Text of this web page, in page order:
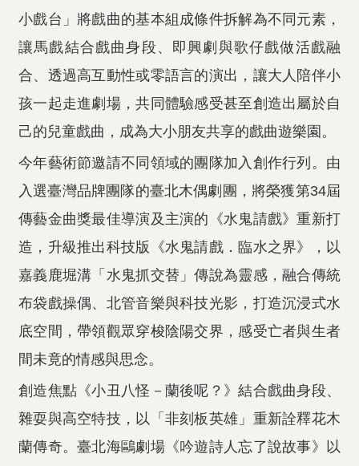
小戲台」將戲曲的基本組成條件拆解為不同元素，
讓馬戲結合戲曲身段、即興劇與歌仔戲做活戲融
合、透過高互動性或零語言的演出，讓大人陪伴小
孩一起走進劇場，共同體驗感受甚至創造出屬於自
己的兒童戲曲，成為大小朋友共享的戲曲遊樂園。
今年藝術節邀請不同領域的團隊加入創作行列。由
入選臺灣品牌團隊的臺北木偶劇團，將榮獲第34屆
傳藝金曲獎最佳導演及主演的《水鬼請戲》重新打
造，升級推出科技版《水鬼請戲．臨水之界》，以
嘉義鹿堀溝「水鬼抓交替」傳說為靈感，融合傳統
布袋戲操偶、北管音樂與科技光影，打造沉浸式水
底空間，帶領觀眾穿梭陰陽交界，感受亡者與生者
間未竟的情感與思念。
創造焦點《小丑八怪－蘭後呢？》結合戲曲身段、
雜耍與高空特技，以「非刻板英雄」重新詮釋花木
蘭傳奇。臺北海鷗劇場《吟遊詩人忘了說故事》以